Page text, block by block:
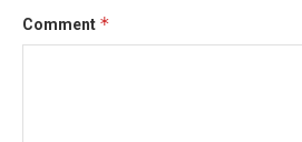
Comment *